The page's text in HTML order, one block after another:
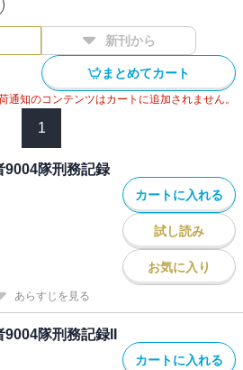
新刊から
まとめてカート
通知のコンテンツはカートに追加されません。
1
隊刑務記録
カートに入れる
試し読み
お気に入り
あらすじを見る
隊刑務記録II
カートに入れる